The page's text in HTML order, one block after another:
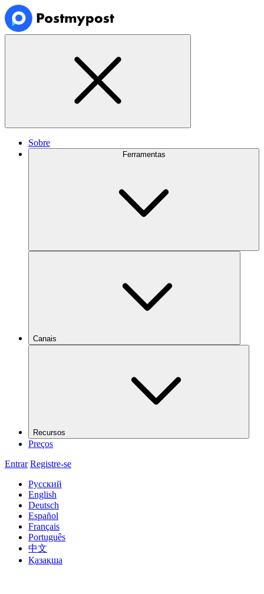
Sobre
Ferramentas
Canais
Recursos
Preços
Entrar Registre-se
Русский
English
Deutsch
Español
Français
Português
中文
Қазақша